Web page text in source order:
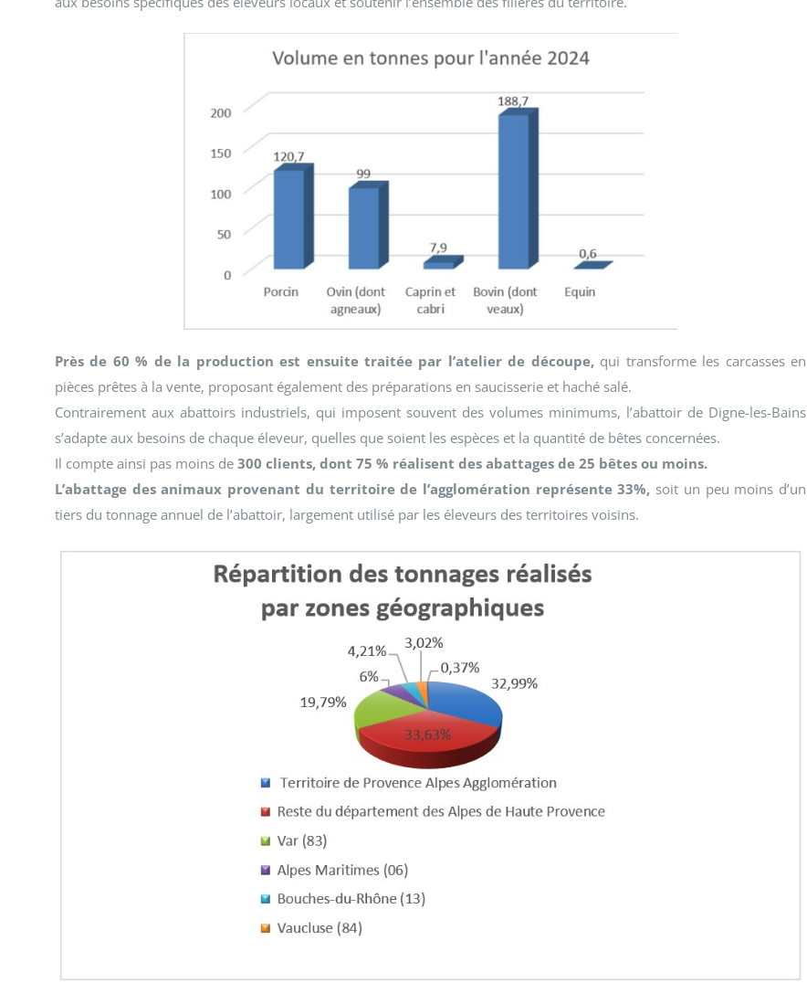
Près de 60 % de la production est ensuite traitée par l’atelier de découpe,qui transforme les carcasses en
pièces prêtes à la vente, proposant également des préparations en saucisserie et haché salé.
Contrairement aux abattoirs industriels, qui imposent souvent des volumes minimums, l’abattoir de Digne-les-Bains
s’adapte aux besoins de chaque éleveur, quelles que soient les espèces et la quantité de bêtes concernées.
Il compte ainsi pas moins de300 clients, dont 75 % réalisent des abattages de 25 bêtes ou moins.
L’abattage des animaux provenant du territoire de l’agglomération représente 33%, soit un peu moins d’un
tiers du tonnage annuel de l’abattoir, largement utilisé par les éleveurs des territoires voisins.